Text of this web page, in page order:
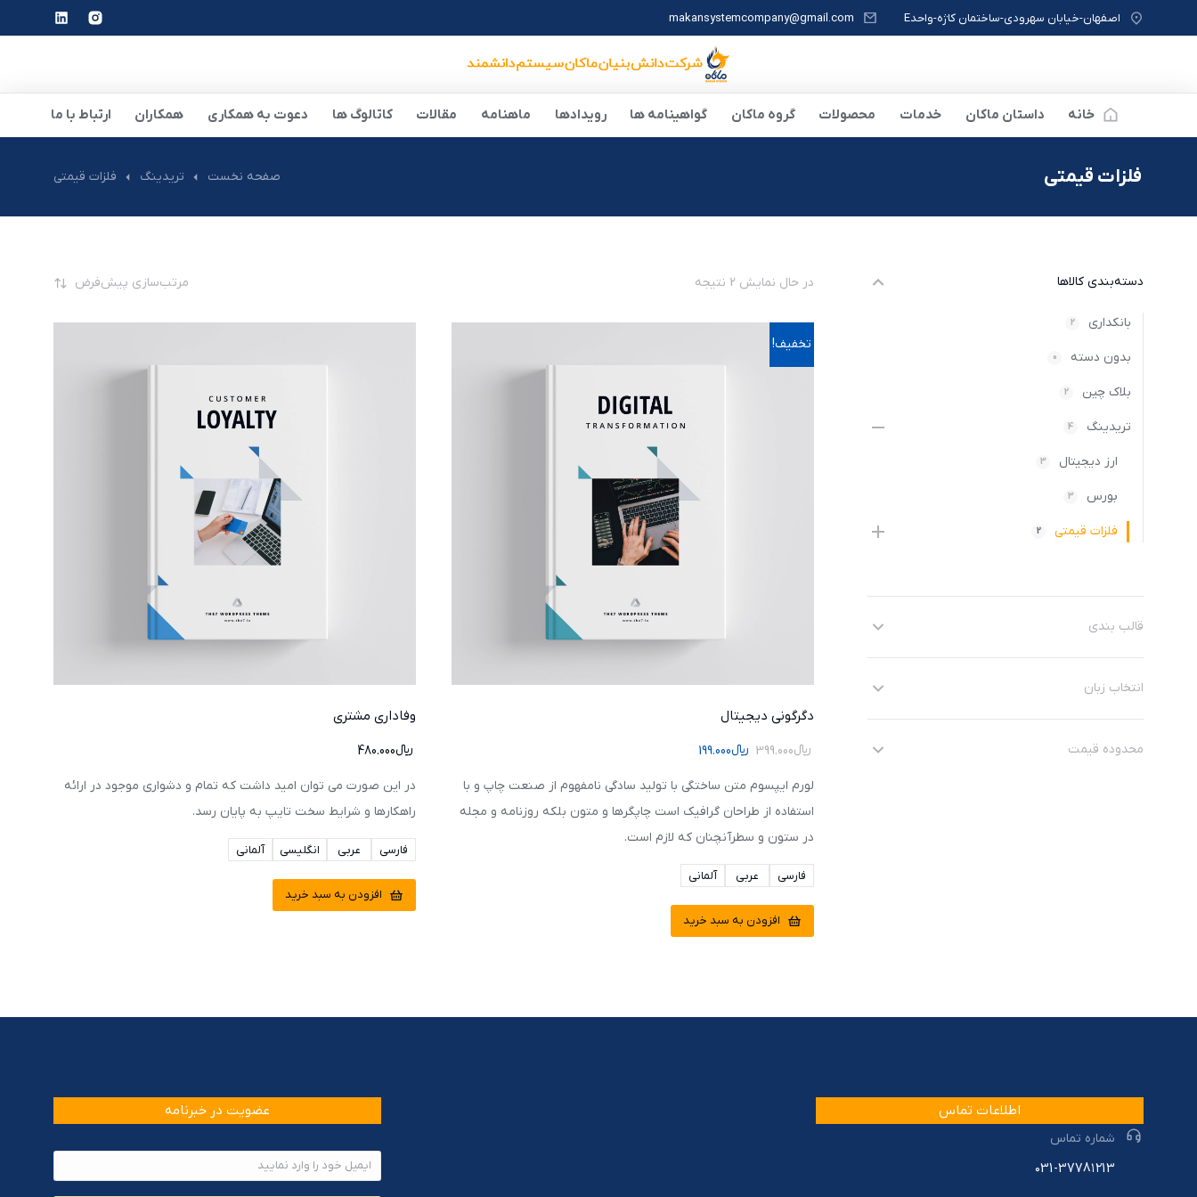
اصفهان-خیابان سهرودی-ساختمان کاژه-واحدE makansystemcompany@gmail.com
خانه داستان ماکان خدمات محصولات گروه ماکان گواهینامه ها رویدادها ماهنامه مقالات کاتالوگ ها دعوت به همکاری همکاران ارتباط با ما
فلزات قیمتی صفحه نخست تریدینگ فلزات قیمتی
دسته‌بندی کالاها
بانکداری 2
بدون دسته‌ 0
بلاک چین 2
تریدینگ 4
ارز دیجیتال 3
بورس 3
فلزات قیمتی 2
قالب بندی
انتخاب زبان
محدوده قیمت
در حال نمایش 2 نتیجه
تخفیف!
آلمانی عربی فارسی
دگرگونی دیجیتال
﷼399.000 ﷼199.000
لورم ایپسوم متن ساختگی با تولید سادگی نامفهوم از صنعت چاپ و با
استفاده از طراحان گرافیک است چاپگرها و متون بلکه روزنامه و مجله
در ستون و سطرآنچنان که لازم است.
افزودن به سبد خرید
آلمانی انگلیسی عربی فارسی
وفاداری مشتری
﷼480.000
در این صورت می توان امید داشت که تمام و دشواری موجود در ارائه
راهکارها و شرایط سخت تایپ به پایان رسد.
افزودن به سبد خرید
اطلاعات تماس
شماره تماس
۰31-3778۱۲13
عضویت در خبرنامه